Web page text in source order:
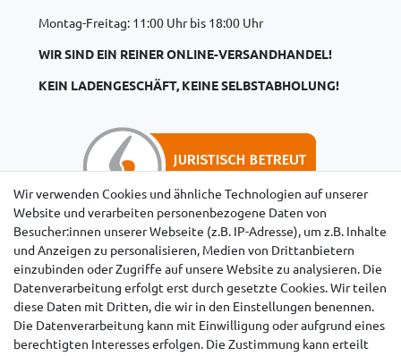
Montag-Freitag: 11:00 Uhr bis 18:00 Uhr
WIR SIND EIN REINER ONLINE-VERSANDHANDEL!
KEIN LADENGESCHÄFT, KEINE SELBSTABHOLUNG!
Hinweise für Käufer aus der Schweiz
Wir verwenden Cookies und ähnliche Technologien auf unserer
Website und verarbeiten personenbezogene Daten von
Besucher:innen unserer Webseite (z.B. IP-Adresse), um z.B. Inhalte
und Anzeigen zu personalisieren, Medien von Drittanbietern
einzubinden oder Zugriffe auf unsere Website zu analysieren. Die
Datenverarbeitung erfolgt erst durch gesetzte Cookies. Wir teilen
diese Daten mit Dritten, die wir in den Einstellungen benennen.
Die Datenverarbeitung kann mit Einwilligung oder aufgrund eines
berechtigten Interesses erfolgen. Die Zustimmung kann erteilt